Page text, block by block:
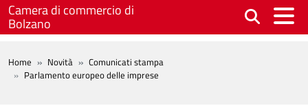
Salta al contenuto principale
Camera di commercio di
Bolzano
BREADCRUMB
Home Novità
Comunicati stampa
Parlamento europeo delle imprese